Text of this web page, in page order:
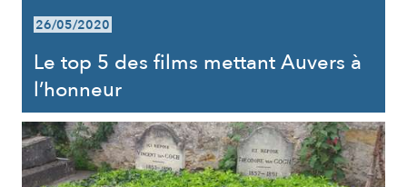
26/05/2020
Le top 5 des films mettant Auvers à
l’honneur